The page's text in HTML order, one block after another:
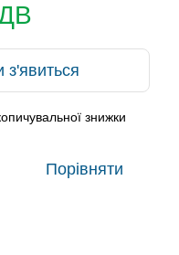
з'явиться
знижки
Порівняти